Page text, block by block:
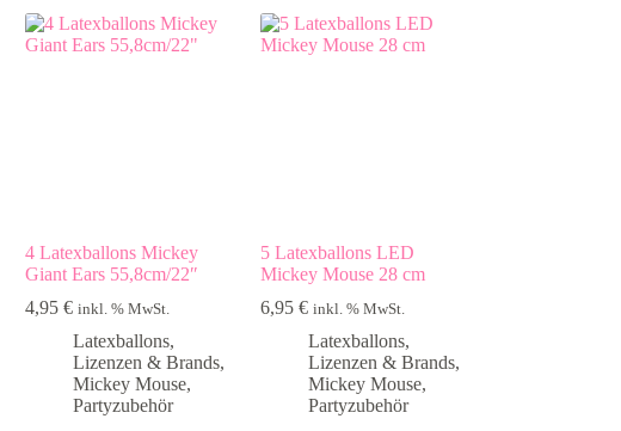
4 Latexballons Mickey
Giant Ears 55,8cm/22″
4,95€ inkl. % MwSt.
Latexballons,
Lizenzen & Brands,
Mickey Mouse,
Partyzubehör
5 Latexballons LED
Mickey Mouse 28 cm
6,95€ inkl. % MwSt.
Latexballons,
Lizenzen & Brands,
Mickey Mouse,
Partyzubehör